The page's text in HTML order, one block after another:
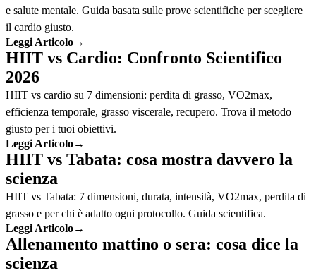
e salute mentale. Guida basata sulle prove scientifiche per scegliere
il cardio giusto.
Leggi Articolo→
HIIT vs Cardio: Confronto Scientifico
2026
HIIT vs cardio su 7 dimensioni: perdita di grasso, VO2max,
efficienza temporale, grasso viscerale, recupero. Trova il metodo
giusto per i tuoi obiettivi.
Leggi Articolo→
HIIT vs Tabata: cosa mostra davvero la
scienza
HIIT vs Tabata: 7 dimensioni, durata, intensità, VO2max, perdita di
grasso e per chi è adatto ogni protocollo. Guida scientifica.
Leggi Articolo→
Allenamento mattino o sera: cosa dice la
scienza